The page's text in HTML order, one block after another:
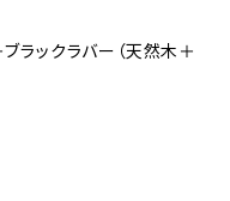
ラックラバー（天然木＋